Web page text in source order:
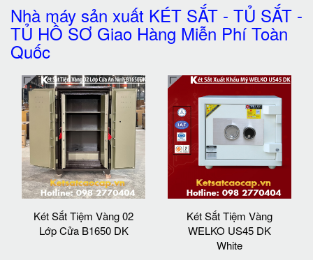
Nhà máy sản xuất KÉT SẮT - TỦ SẮT -
TỦ HỒ SƠ Giao Hàng Miễn Phí Toàn
Quốc
Két Sắt Tiệm Vàng 02
Lớp Cửa B1650 DK
Két Sắt Tiệm Vàng
WELKO US45 DK
White